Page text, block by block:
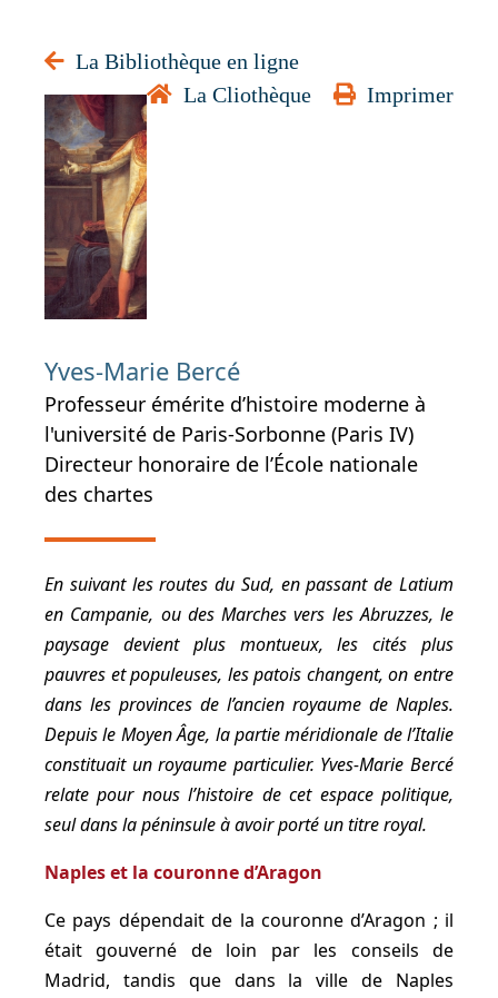
La Bibliothèque en ligne
La Cliothèque
Imprimer
Yves-Marie Bercé
Professeur émérite d’histoire moderne à
l'université de Paris-Sorbonne (Paris IV)
Directeur honoraire de l’École nationale
des chartes
En suivant les routes du Sud, en passant de Latium
en Campanie, ou des Marches vers les Abruzzes, le
paysage devient plus montueux, les cités plus
pauvres et populeuses, les patois changent, on entre
dans les provinces de l’ancien royaume de Naples.
Depuis le Moyen Âge, la partie méridionale de l’Italie
constituait un royaume particulier. Yves-Marie Bercé
relate pour nous l’histoire de cet espace politique,
seul dans la péninsule à avoir porté un titre royal.
Naples et la couronne d’Aragon
Ce pays dépendait de la couronne d’Aragon ; il
était gouverné de loin par les conseils de
Madrid, tandis que dans la ville de Naples